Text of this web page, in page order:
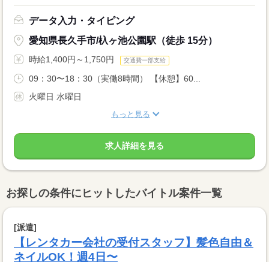
データ入力・タイピング
愛知県長久手市/杁ヶ池公園駅（徒歩 15分）
時給1,400円～1,750円 交通費一部支給
09：30〜18：30（実働8時間） 【休憩】60...
火曜日 水曜日
もっと見る
求人詳細を見る
お探しの条件にヒットしたバイトル案件一覧
[派遣]
【レンタカー会社の受付スタッフ】髪色自由＆
ネイルOK！週4日〜